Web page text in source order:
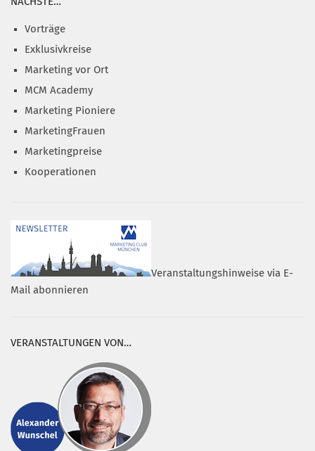
Vorträge
Exklusivkreise
Marketing vor Ort
MCM Academy
Marketing Pioniere
MarketingFrauen
Marketingpreise
Kooperationen
Veranstaltungshinweise via E-
Mail abonnieren
VERANSTALTUNGEN VON…